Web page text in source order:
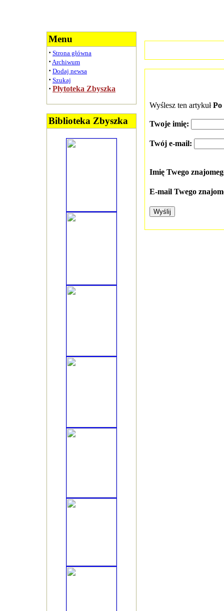
Menu
· Strona główna
· Archiwum
· Dodaj newsa
· Szukaj
· Płytoteka Zbyszka
Biblioteka Zbyszka
Wyślesz ten artykułPo
Twoje imię:
Twój e-mail:
Imię Twego
E-mail Twego